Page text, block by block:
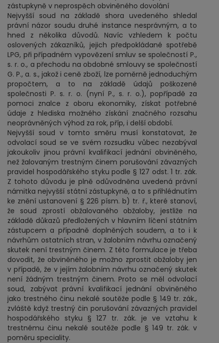
zástupkyně v neprospěch obviněného dovolání
Nejvyšší soud na základě shora uvedeného shledal
právní názor soudu druhé instance nesprávným, a to
hned z několika důvodů. Navíc vzhledem k počtu
oslovených zákazníků, jejich předpokládané spotřebě
LPG, při případném vypovězení smluv se společností P.,
s. r. o., a přechodu na obdobné smlouvy se společností
G. P., a. s., jakož i ceně zboží, lze poměrně jednoduchým
propočtem, a to na základě údajů poškozené
společnosti P. s. r. o. (nyní P., s. r. o.), popřípadě za
pomoci znalce z oboru ekonomiky, získat potřebné
údaje z hlediska možného získání značného rozsahu
neoprávněných výhod za rok, příp, i delší období.
Nejvyšší soud v tomto směru musí konstatovat, že
odvolací soud se ve svém rozsudku vůbec nezabýval
jakoukoliv jinou právní kvalifikací jednání obviněného,
než žalovaným trestným činem porušování závazných
pravidel hospodářského styku podle § 127 odst. 1 tr. zák.
Z tohoto důvodu je plně odůvodněna uvedená právní
námitka nejvyšší státní zástupkyně, a to s přihlédnutím
ke znění ustanovení § 226 písm. b) tr. ř., které stanoví,
že soud zprostí obžalovaného obžaloby, jestliže na
základě důkazů předložených v hlavním líčení státním
zástupcem a případně doplněných soudem, a to i k
návrhům ostatních stran, v žalobním návrhu označený
skutek není trestným činem. Z této formulace je třeba
dovodit, že obviněného je možno zprostit obžaloby jen
v případě, že v jejím žalobním návrhu označený skutek
není žádným trestným činem. Proto se měl odvolací
soud, zabývat právní kvalifikací jednání obviněného
jako trestného činu nekalé soutěže podle § 149 tr. zák.,
zvláště když trestný čin porušování závazných pravidel
hospodářského styku § 127 tr. zák. je ve vztahu k
trestnému činu nekalé soutěže podle § 149 tr. zák. v
poměru speciality.